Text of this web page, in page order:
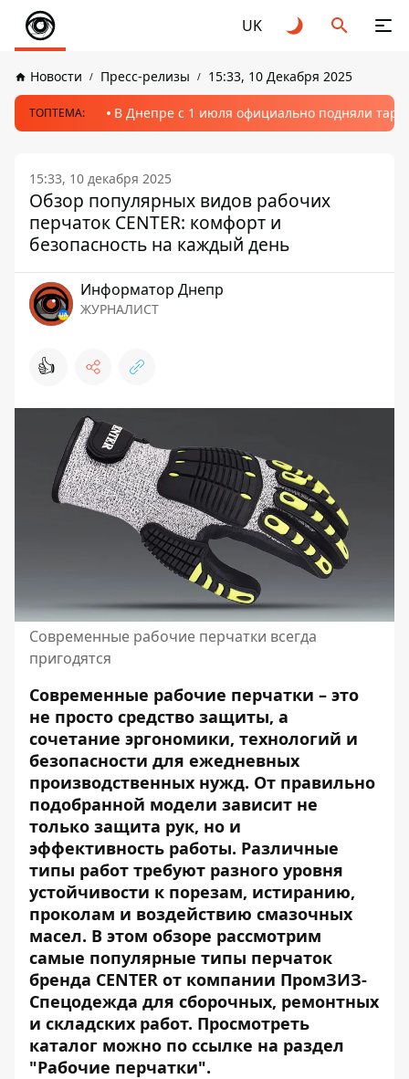
UK
Новости Пресс-релизы 15:33, 10 Декабря 2025
ТОПТЕМА: В Днепре с 1 июля официально подняли
15:33, 10 декабря 2025
Обзор популярных видов рабочих
перчаток CENTER: комфорт и
безопасность на каждый день
Информатор Днепр
ЖУРНАЛИСТ
👍
Современные рабочие перчатки всегда
пригодятся
Современные рабочие перчатки – это
не просто средство защиты, а
сочетание эргономики, технологий и
безопасности для ежедневных
производственных нужд. От правильно
подобранной модели зависит не
только защита рук, но и
эффективность работы. Различные
типы работ требуют разного уровня
устойчивости к порезам, истиранию,
проколам и воздействию смазочных
масел. В этом обзоре рассмотрим
самые популярные типы перчаток
бренда CENTER от компании ПромЗИЗ-
Спецодежда для сборочных, ремонтных
и складских работ. Просмотреть
каталог можно по ссылке на раздел
"Рабочие перчатки".